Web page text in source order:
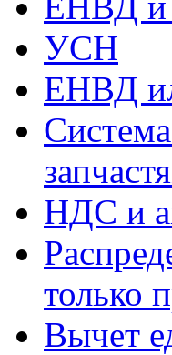
УСН
ЕНВД
НДС и
только
Вычет